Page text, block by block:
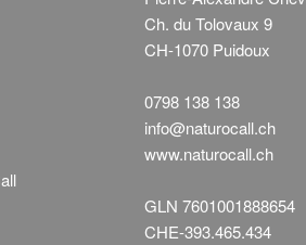
Ch. du Tolovaux 9
CH-1070 Puidoux
0798 138 138
info@naturocall.ch
www.naturocall.ch
GLN 7601001888654
CHE-393.465.434